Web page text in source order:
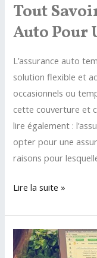
Tout
Auto Pour
L’assurance auto
solution flexible et
occasionnels ou
cette couverture et
lire également :
opter pour une
raisons pour
Tout
sur
l’Assurance
auto
Lire la suite »